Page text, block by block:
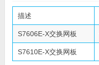
描述
S7606E-X交换网板
S7610E-X交换网板